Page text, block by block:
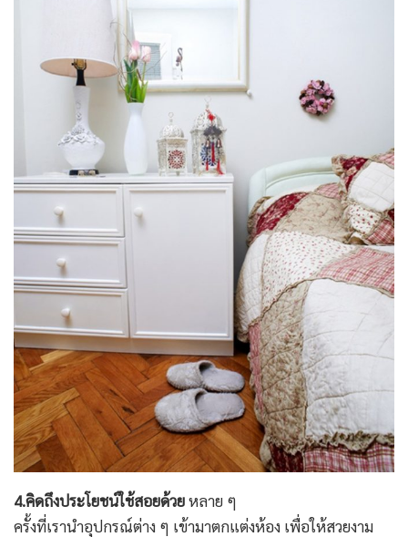
4.คิดถึงประโยชน์ใช้สอยด้วยหลาย ๆ
ครั้งที่เรานำอุปกรณ์ต่าง ๆ เข้ามาตกแต่งห้อง เพื่อให้สวยงาม